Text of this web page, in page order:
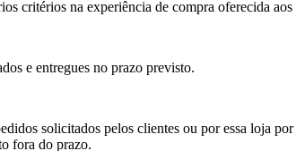
critérios na experiência de compra oferecida
e entregues no prazo previsto.
solicitados pelos clientes ou por essa loja
fora do prazo.